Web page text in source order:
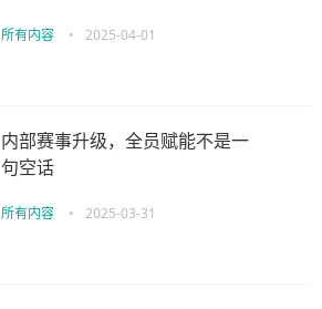
所有内容 • 2025-04-01
内部赛事升级，全员赋能不是一
句空话
所有内容 • 2025-03-31